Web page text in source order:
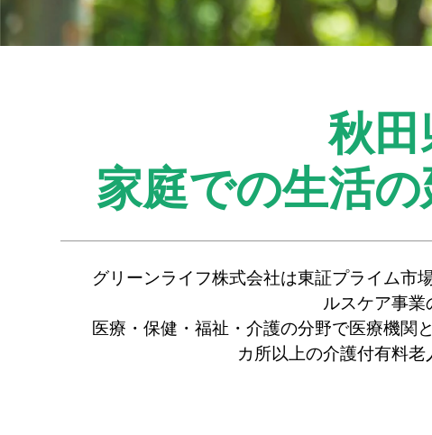
秋
家庭での生活
グリーンライフ株式会社は東証プライム
ルスケア事業
医療・保健・福祉・介護の分野で医療機関
カ所以上の介護付有料